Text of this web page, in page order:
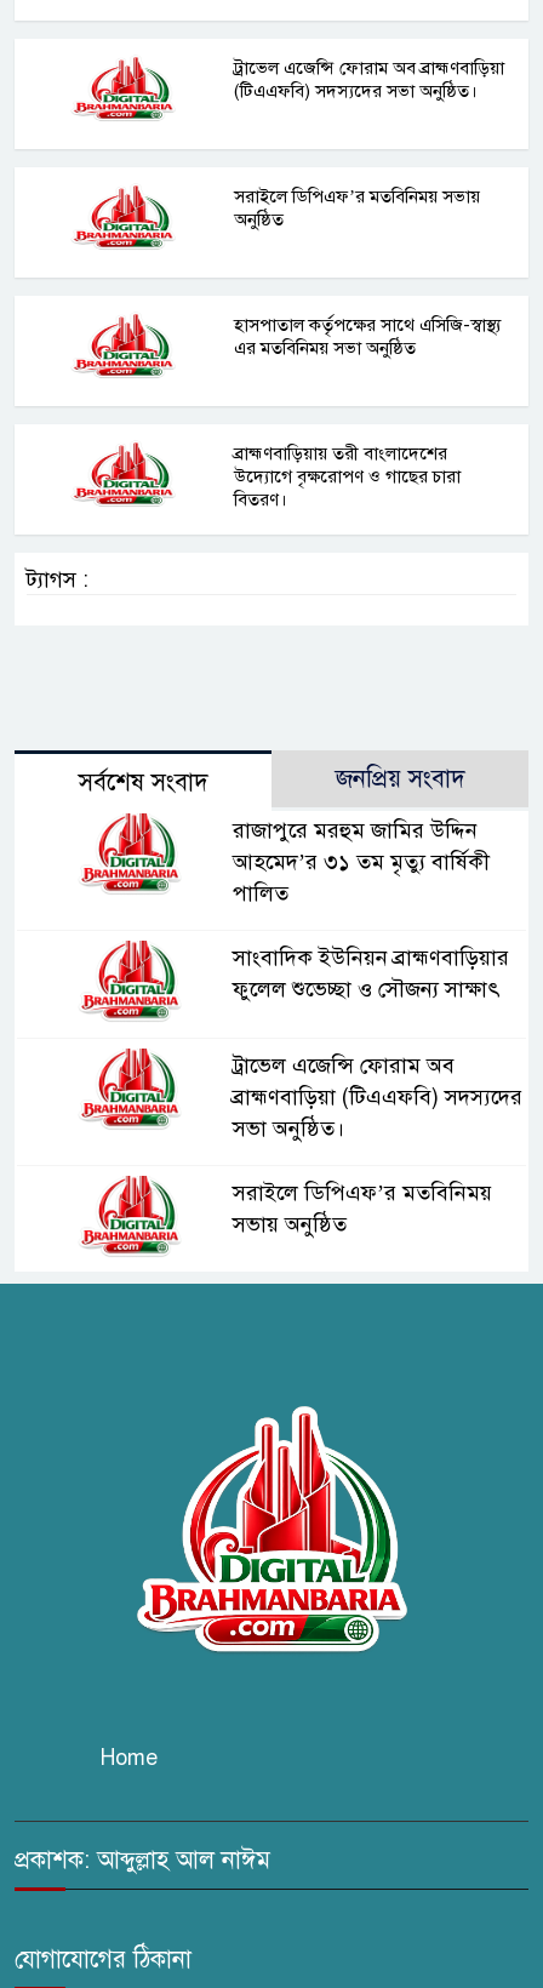
ট্রাভেল এজেন্সি ফোরাম অব ব্রাহ্মণবাড়িয়া
(টিএএফবি) সদস্যদের সভা অনুষ্ঠিত।
সরাইলে ডিপিএফ’র মতবিনিময় সভায়
অনুষ্ঠিত
হাসপাতাল কর্তৃপক্ষের সাথে এসিজি-স্বাস্থ্য
এর মতবিনিময় সভা অনুষ্ঠিত
ব্রাহ্মণবাড়িয়ায় তরী বাংলাদেশের
উদ্যোগে বৃক্ষরোপণ ও গাছের চারা
বিতরণ।
ট্যাগস :
সর্বশেষ সংবাদ জনপ্রিয় সংবাদ
রাজাপুরে মরহুম জামির উদ্দিন
আহমেদ’র ৩১ তম মৃত্যু বার্ষিকী
পালিত
সাংবাদিক ইউনিয়ন ব্রাহ্মণবাড়িয়ার
ফুলেল শুভেচ্ছা ও সৌজন্য সাক্ষাৎ
ট্রাভেল এজেন্সি ফোরাম অব
ব্রাহ্মণবাড়িয়া (টিএএফবি) সদস্যদের
সভা অনুষ্ঠিত।
সরাইলে ডিপিএফ’র মতবিনিময়
সভায় অনুষ্ঠিত
ব্রাহ্মণবাড়িয়ায় তরী বাংলাদেশের
উদ্যোগে বৃক্ষরোপণ ও গাছের চারা
বিতরণ।
কবি জয়দুল হোসেনের
‘পাখপাখালির মিলনমেলা’ গ্রন্থের
প্রকাশনা উৎসব
চুরির দায়ে সুলতানপুরের বোরহান
ঢেউ’র আহবায়ক সোহেল সদস্য
Home
প্রকাশক: আব্দুল্লাহ আল নাঈম
যোগাযোগের ঠিকানা